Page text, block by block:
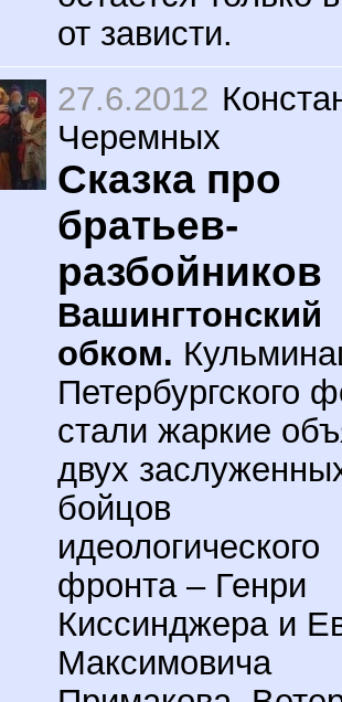
от зависти.
27.6.2012
Черемных
Сказка про
братьев-
разбойников
Вашингтонский
обком.
Петербургского
стали жаркие
двух
бойцов
идеологического
фронта – Генри
Киссинджера и
Максимовича